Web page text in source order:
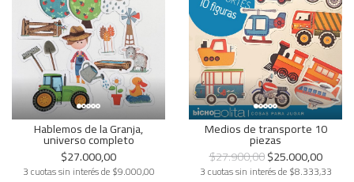
Hablemos de la Granja,
universo completo
$27.000,00
3 cuotas sin interés de $9.000,00
Medios de transporte 10
piezas
$27.900,00$25.000,00
3 cuotas sin interés de $8.333,33